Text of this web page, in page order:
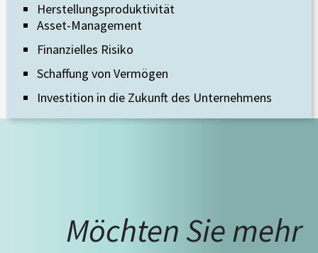
Herstellungsproduktivität
Asset-Management
Finanzielles Risiko
Schaffung von Vermögen
Investition in die Zukunft des Unternehmens
Möchten Sie mehr